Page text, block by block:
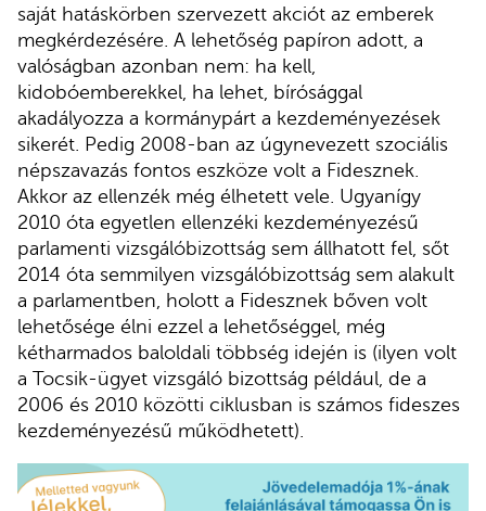
saját hatáskörben szervezett akciót az emberek
megkérdezésére. A lehetőség papíron adott, a
valóságban azonban nem: ha kell,
kidobóemberekkel, ha lehet, bírósággal
akadályozza a kormánypárt a kezdeményezések
sikerét. Pedig 2008-ban az úgynevezett szociális
népszavazás fontos eszköze volt a Fidesznek.
Akkor az ellenzék még élhetett vele. Ugyanígy
2010 óta egyetlen ellenzéki kezdeményezésű
parlamenti vizsgálóbizottság sem állhatott fel, sőt
2014 óta semmilyen vizsgálóbizottság sem alakult
a parlamentben, holott a Fidesznek bőven volt
lehetősége élni ezzel a lehetőséggel, még
kétharmados baloldali többség idején is (ilyen volt
a Tocsik-ügyet vizsgáló bizottság például, de a
2006 és 2010 közötti ciklusban is számos fideszes
kezdeményezésű működhetett).